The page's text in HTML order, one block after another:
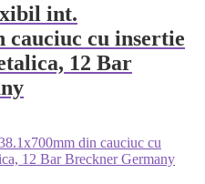
int.
cauciuc cu insertie
12 Bar